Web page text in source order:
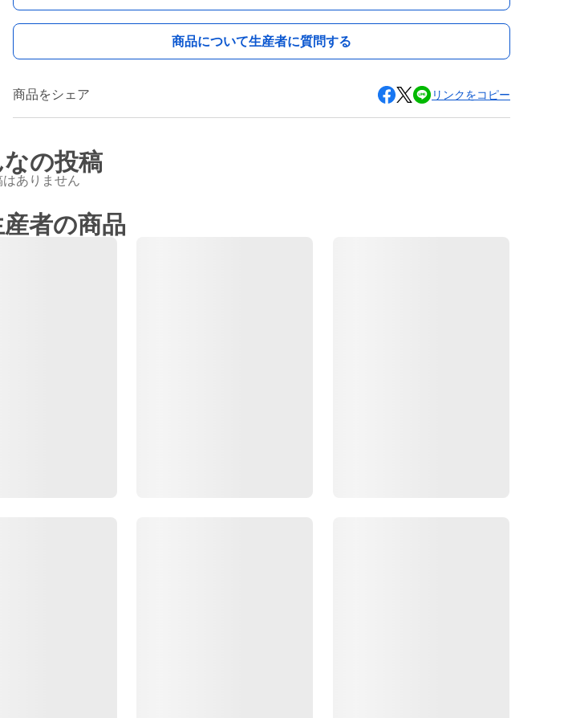
商品について生産者に質問する
商品をシェア リンクをコピー
の投稿
はありません
産者の商品